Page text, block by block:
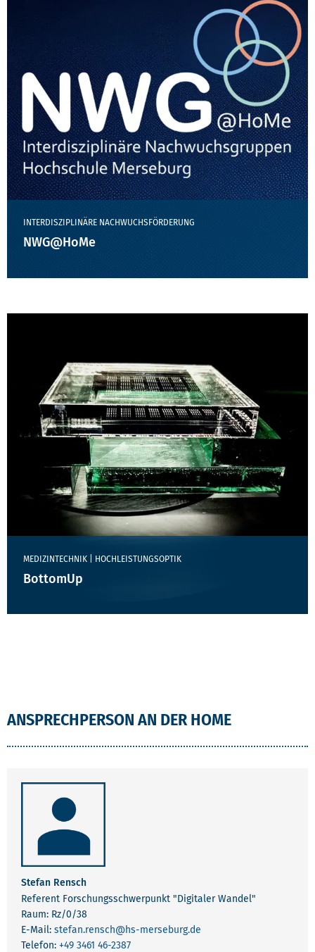
INTERDISZIPLINÄRE NACHWUCHSFÖRDERUNG
NWG@HoMe
MEDIZINTECHNIK | HOCHLEISTUNGSOPTIK
BottomUp
KONTAKT
ANSPRECHPERSON AN DER HOME
Stefan Rensch
Referent Forschungsschwerpunkt "Digitaler Wandel"
Raum: Rz/0/38
E-Mail: stefan.rensch@hs-merseburg.de
Telefon: +49 3461 46-2387